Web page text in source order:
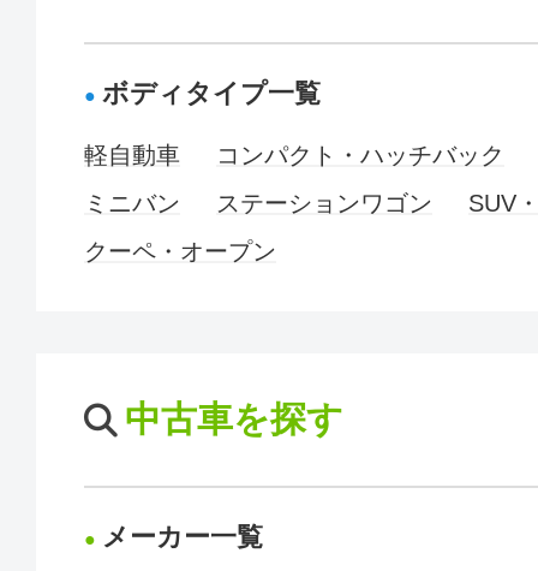
ボディタイプ一覧
軽自動車
コンパクト・ハッチバック
ミニバン
ステーションワゴン
SUV
クーペ・オープン
中古車を探す
メーカー一覧